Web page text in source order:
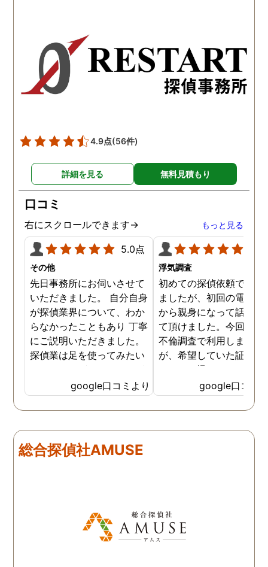
玉総合情報事務所さんに依
頼させていただき本当に良
かったです。
明な点が全くないほどし
かりと説明をしてくれま
た。調査では夫が不倫相
の自宅に頻繁に訪れる様
務所に関しても調べてく
ていて、周りの人たちの
かげで夫と離婚ができそ
4.9点(56件)
詳細を見る 無料見積もり
口コミ
右にスクロールできます→ もっと見る
5.0点
その他
先日事務所にお伺いさせて
いただきました。 自分自身
が探偵業界について、わか
らなかったこともあり 丁寧
にご説明いただきました。
探偵業は足を使ってみたい
SNSなどの知識も豊富で、
色んな視点から対応されて
います。 他の口コミにもあ
金が安く明確で親身になっ
て対応いただける探偵さん
google口コミより
浮気調査
初めての探偵依頼で緊張
ましたが、初回の電話相
から親身になって話を聞
て頂けました。今回、夫
不倫調査で利用しました
が、希望していた証拠を
っかりと撮ってもらうこ
が出来ました。調査中も
動きがある度に細かく報
してくださり、安心しま
読めない中、柔軟に対応
す。
google口コミ
総合探偵社AMUSE